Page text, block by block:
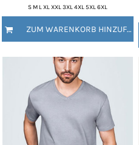
S M L XL XXL 3XL 4XL 5XL 6XL
ZUM WARENKORB HINZUFÜGEN